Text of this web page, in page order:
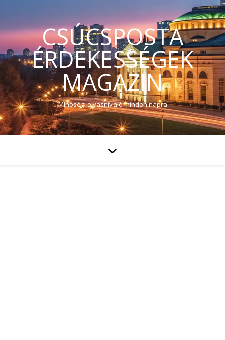
CSÚCSPOSTA
ÉRDEKESSÉGEK
MAGAZIN
Minőségi olvasnivaló minden napra